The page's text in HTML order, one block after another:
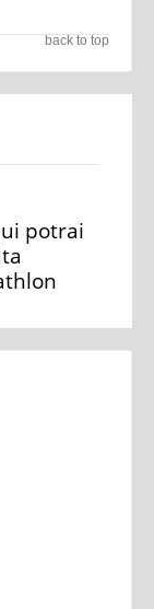
back to top
potrai